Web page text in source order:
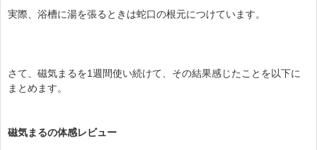
実際、浴槽に湯を張るときは蛇口の根元につけています。
さて、磁気まるを1週間使い続けて、その結果感じたことを以下に
まとめます。
磁気まるの体感レビュー